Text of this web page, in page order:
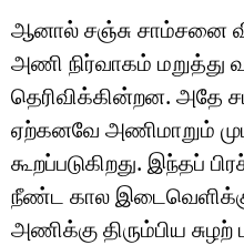
ஆனால் சஞ்சு சாம்சனை
அணி நிர்வாகம்
தெரிவிக்கின்றன. அதே
ஏற்கனவே அணிமாறும்
கூறப்படுகிறது. இந்தப்
நீண்ட கால
அணிக்கு திரும்பிய